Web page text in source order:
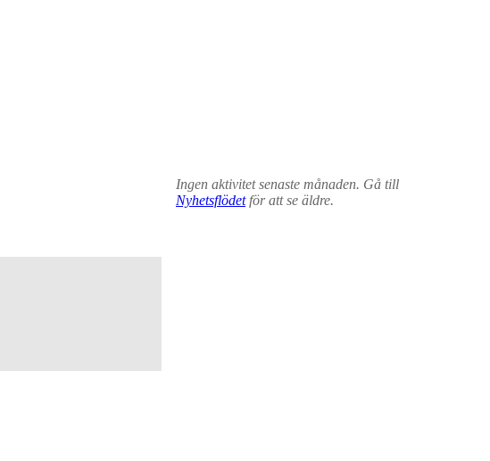
Ingen aktivitet senaste månaden. Gå till
Nyhetsflödetför att se äldre.